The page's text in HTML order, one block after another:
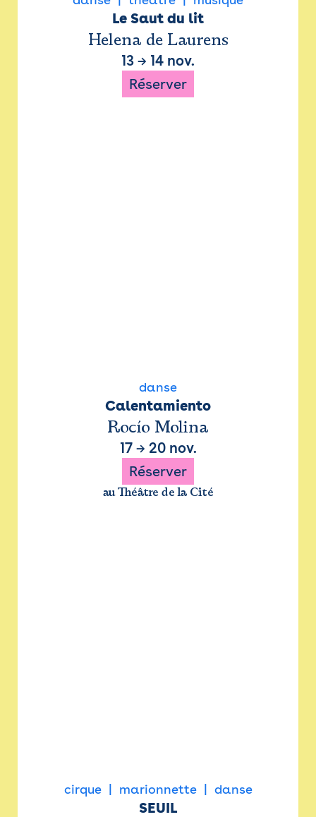
Le Saut du lit
Helena de Laurens
13 → 14 nov.
Réserver
danse
Calentamiento
Rocío Molina
17→ 20 nov.
Réserver
au Théâtre de la Cité
cirque marionnette danse
SEUIL